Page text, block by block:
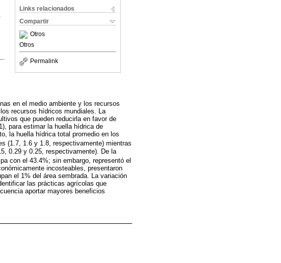
Links relacionados
Compartir
Otros
Otros
Permalink
en el medio ambiente y los recursos
recursos hídricos mundiales. La
que pueden reducirla en favor de
para estimar la huella hídrica de
la huella hídrica total promedio en los
(1.7, 1.6 y 1.8, respectivamente) mientras
0.29 y 0.25, respectivamente). De la
con el 43.4%; sin embargo, representó el
incosteables, presentaron
el 1% del área sembrada. La variación
las prácticas agrícolas que
aportar mayores beneficios